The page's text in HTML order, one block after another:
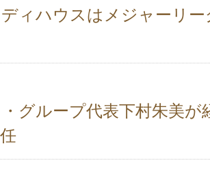
ィハウスはメジャーリー
グループ代表下村朱美が